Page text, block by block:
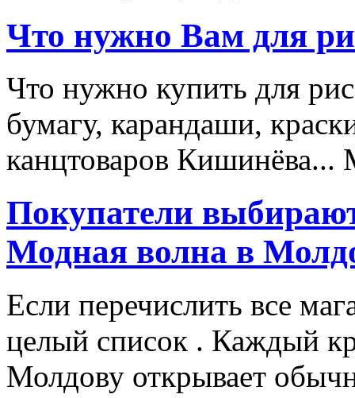
Что нужно Вам для
Что нужно купить для
бумагу, карандаши,
канцтоваров Кишинёва...
Покупатели
Модная волна в
Если перечислить все
целый список . Каждый
Молдову открывает